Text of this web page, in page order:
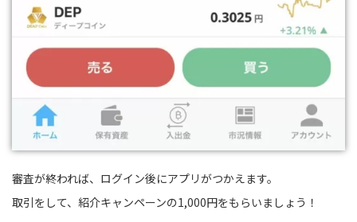
審査が終われば、ログイン後にアプリがつかえます。
取引をして、紹介キャンペーンの1,000円をもらいましょう！